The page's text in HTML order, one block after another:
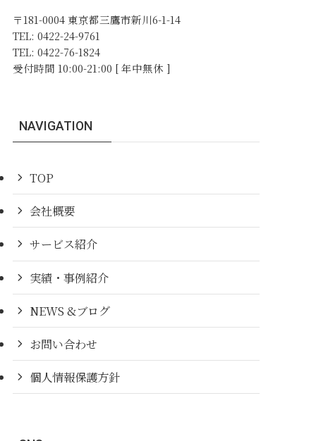
〒181-0004 東京都三鷹市新川6-1-14
TEL: 0422-24-9761
TEL: 0422-76-1824
受付時間 10:00-21:00 [ 年中無休 ]
NAVIGATION
TOP
会社概要
サービス紹介
実績・事例紹介
NEWS &ブログ
お問い合わせ
個人情報保護方針